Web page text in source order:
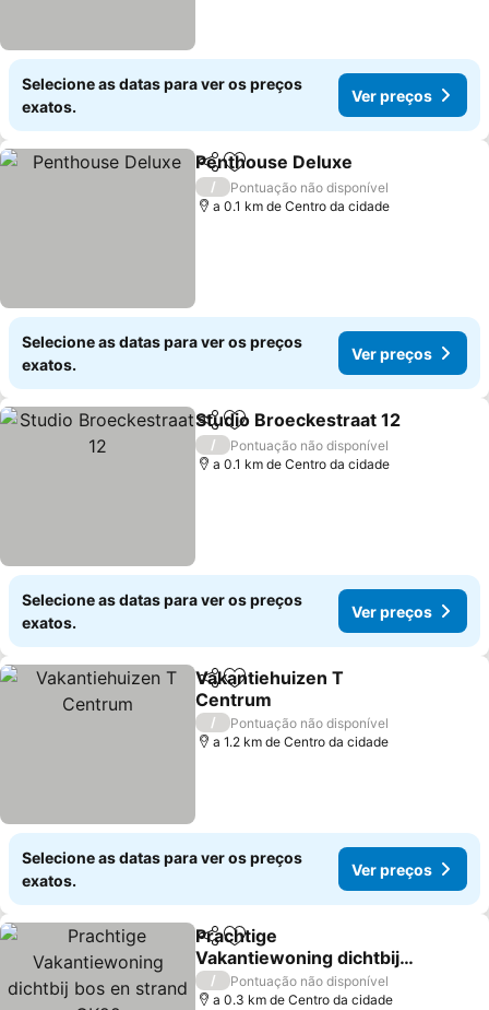
Selecione as datas para ver os preços
exatos.
Ver preços
PartilharAdicionar aos favoritos
Penthouse Deluxe
/
Pontuação não disponível
a 0.1 km de Centro da cidade
Selecione as datas para ver os preços
exatos.
Ver preços
PartilharAdicionar aos favoritos
Studio Broeckestraat 12
/
Pontuação não disponível
a 0.1 km de Centro da cidade
Selecione as datas para ver os preços
exatos.
Ver preços
PartilharAdicionar aos favoritos
Vakantiehuizen T
Centrum
/
Pontuação não disponível
a 1.2 km de Centro da cidade
Selecione as datas para ver os preços
exatos.
Ver preços
PartilharAdicionar aos favoritos
Prachtige
Vakantiewoning dichtbij
bos en strand OK22
/
Pontuação não disponível
a 0.3 km de Centro da cidade